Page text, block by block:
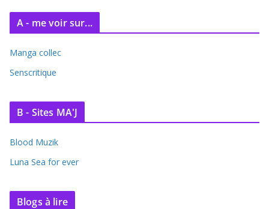
A - me voir sur...
Manga collec
Senscritique
B - Sites MA'J
Blood Muzik
Luna Sea for ever
Blogs à lire